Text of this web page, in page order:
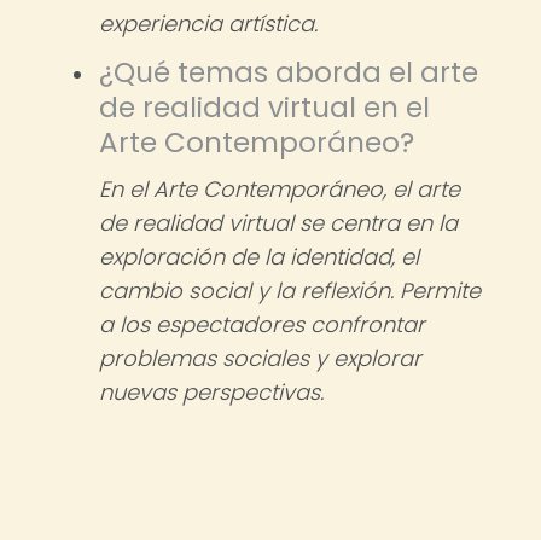
experiencia artística.
¿Qué temas aborda el arte
de realidad virtual en el
Arte Contemporáneo?
En el Arte Contemporáneo, el arte
de realidad virtual se centra en la
exploración de la identidad, el
cambio social y la reflexión. Permite
a los espectadores confrontar
problemas sociales y explorar
nuevas perspectivas.